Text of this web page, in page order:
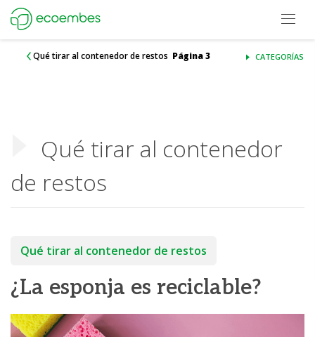
Ecoembes Reduce Reutiliza y Recicla
Open
Qué tirar al contenedor de restos Página 3 CATEGORÍAS
Qué tirar al contenedor
de restos
Qué tirar al contenedor de restos
¿La esponja es reciclable?